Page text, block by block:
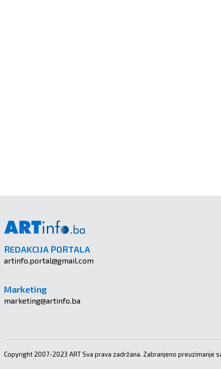
REDAKCIJA PORTALA
artinfo.portal@gmail.com
Marketing
marketing@artinfo.ba
Copyright 2007-2023 ART Sva prava zadržana. Zabranjeno preuzimanje